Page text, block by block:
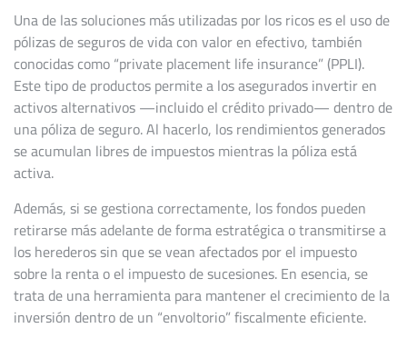
Una de las soluciones más utilizadas por los ricos es el uso de
pólizas de seguros de vida con valor en efectivo, también
conocidas como “private placement life insurance” (PPLI).
Este tipo de productos permite a los asegurados invertir en
activos alternativos —incluido el crédito privado— dentro de
una póliza de seguro. Al hacerlo, los rendimientos generados
se acumulan libres de impuestos mientras la póliza está
activa.
Además, si se gestiona correctamente, los fondos pueden
retirarse más adelante de forma estratégica o transmitirse a
los herederos sin que se vean afectados por el impuesto
sobre la renta o el impuesto de sucesiones. En esencia, se
trata de una herramienta para mantener el crecimiento de la
inversión dentro de un “envoltorio” fiscalmente eficiente.